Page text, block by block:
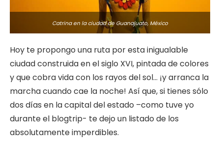
Catrina en la ciudad de Guanajuato, México
Hoy te propongo una ruta por esta inigualable
ciudad construida en el siglo XVI, pintada de colores
y que cobra vida con los rayos del sol… ¡y arranca la
marcha cuando cae la noche! Así que, si tienes sólo
dos días en la capital del estado –como tuve yo
durante el blogtrip- te dejo un listado de los
absolutamente imperdibles.